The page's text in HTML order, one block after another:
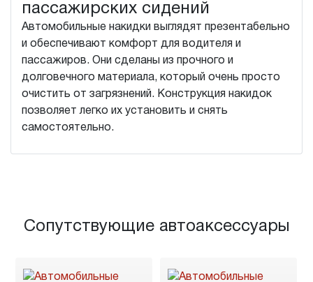
пассажирских сидений
Автомобильные накидки выглядят презентабельно
и обеспечивают комфорт для водителя и
пассажиров. Они сделаны из прочного и
долговечного материала, который очень просто
очистить от загрязнений. Конструкция накидок
позволяет легко их установить и снять
самостоятельно.
Сопутствующие автоаксессуары